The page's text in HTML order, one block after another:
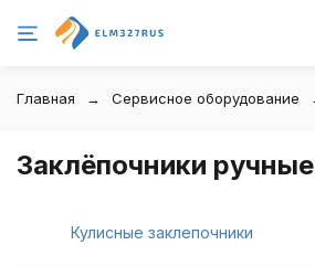
Главная Сервисное оборудование
Заклёпочники ручные
Кулисные заклепочники